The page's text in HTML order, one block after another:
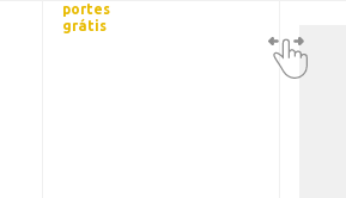
portes
grátis